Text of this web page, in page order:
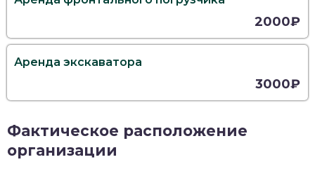
2000₽
Аренда экскаватора
3000₽
Фактическое расположение
организации